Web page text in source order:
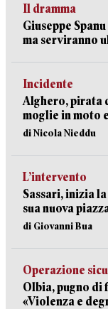
Il dramma
Giuseppe
ma serviranno
Incidente
Alghero, pirata
moglie in moto
di Nicola Nieddu
L’intervento
Sassari, inizia
sua nuova
di Giovanni Bua
Operazione
Olbia, pugno di
«Violenza e